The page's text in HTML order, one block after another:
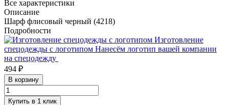
Все характеристики
Описание
Шарф флисовый черный (4218)
Подробности
Изготовление
спецодежды с логотипом Нанесём логотип вашей компании
на спецодежду
494 ₽
В корзину
Купить в 1 клик